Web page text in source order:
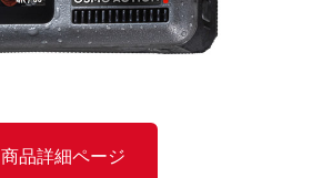
商品詳細ページ